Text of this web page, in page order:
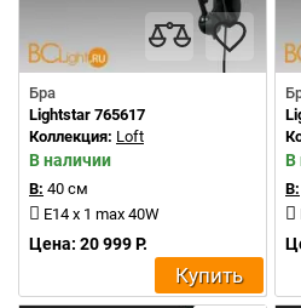
Бра
Lightstar 765617
Коллекция: Loft
В наличии
В: 40 см
E14 x 1 max 40W
Цена: 20 999 Р.
Купить
В
В: